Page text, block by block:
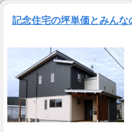
記念住宅の坪単価とみんな